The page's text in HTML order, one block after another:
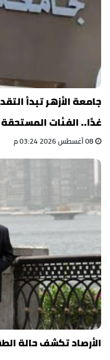
جامعة الأزهر تبدأ
غدًا.. الفئات
الأرصاد تكشف حالة